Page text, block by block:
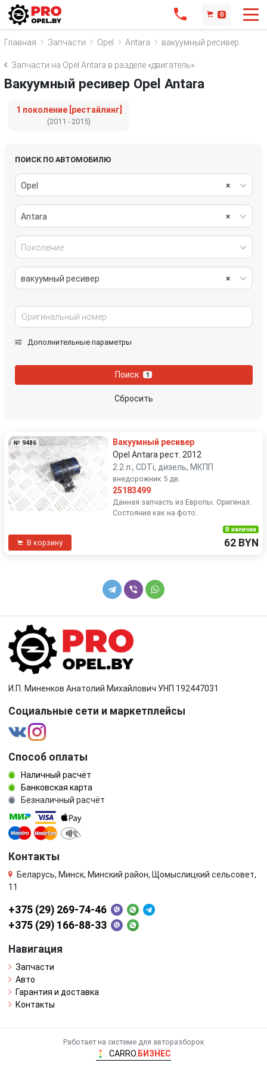
0
Главная Запчасти Opel Antara вакуумный ресивер
Запчасти на Opel Antara в разделе «двигатель»
Вакуумный ресивер Opel Antara
1 поколение [рестайлинг]
(2011 - 2015)
ПОИСК ПО АВТОМОБИЛЮ
×
Opel
×
Antara
Поколение
×
вакуумный ресивер
Дополнительные параметры
Поиск 1
Сбросить
№ 9486
Вакуумный ресивер
Opel Antara рест. 2012
2.2 л., CDTi, дизель, МКПП
внедорожник 5 дв.
25183499
Данная запчасть из Европы. Оригинал.
Состояние как на фото.
В корзину
В наличии
62 BYN
И.П. Миненков Анатолий Михайлович УНП 192447031
Социальные сети и маркетплейсы
Способ оплаты
Наличный расчёт
Банковская карта
Безналичный расчёт
Контакты
Беларусь, Минск, Минский район, Щомыслицкий сельсовет,
11
+375 (29) 269-74-46
+375 (29) 166-88-33
Навигация
Запчасти
Авто
Гарантия и доставка
Контакты
Работает на системе для авторазборок
CARRO. БИЗНЕС